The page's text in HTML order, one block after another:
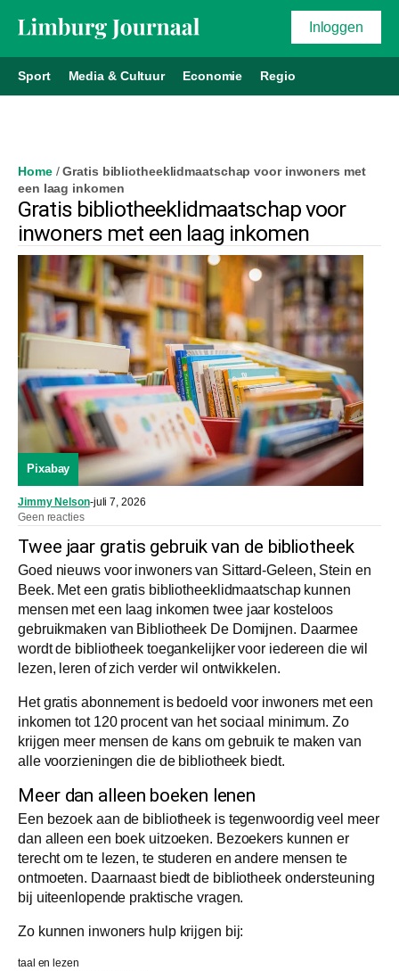
Inloggen
Sport Media & Cultuur Economie Regio
Home/Gratis bibliotheeklidmaatschap voor inwoners met
een laag inkomen
Gratis bibliotheeklidmaatschap voor
inwoners met een laag inkomen
Pixabay
Jimmy Nelson-juli 7, 2026
Geen reacties
Twee jaar gratis gebruik van de bibliotheek
Goed nieuws voor inwoners van Sittard-Geleen, Stein en
Beek. Met een gratis bibliotheeklidmaatschap kunnen
mensen met een laag inkomen twee jaar kosteloos
gebruikmaken van Bibliotheek De Domijnen. Daarmee
wordt de bibliotheek toegankelijker voor iedereen die wil
lezen, leren of zich verder wil ontwikkelen.
Het gratis abonnement is bedoeld voor inwoners met een
inkomen tot 120 procent van het sociaal minimum. Zo
krijgen meer mensen de kans om gebruik te maken van
alle voorzieningen die de bibliotheek biedt.
Meer dan alleen boeken lenen
Een bezoek aan de bibliotheek is tegenwoordig veel meer
dan alleen een boek uitzoeken. Bezoekers kunnen er
terecht om te lezen, te studeren en andere mensen te
ontmoeten. Daarnaast biedt de bibliotheek ondersteuning
bij uiteenlopende praktische vragen.
Zo kunnen inwoners hulp krijgen bij:
taal en lezen